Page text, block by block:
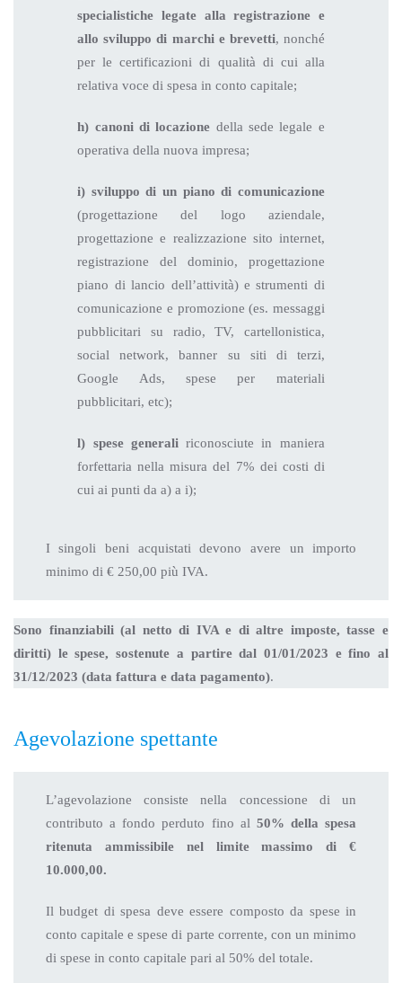
specialistiche legate alla registrazione e
allo sviluppo di marchi e brevetti, nonché
per le certificazioni di qualità di cui alla
relativa voce di spesa in conto capitale;
h) canoni di locazione della sede legale e
operativa della nuova impresa;
i) sviluppo di un piano di comunicazione
(progettazione del logo aziendale,
progettazione e realizzazione sito internet,
registrazione del dominio, progettazione
piano di lancio dell’attività) e strumenti di
comunicazione e promozione (es. messaggi
pubblicitari su radio, TV, cartellonistica,
social network, banner su siti di terzi,
Google Ads, spese per materiali
pubblicitari, etc);
l) spese generaliriconosciute in maniera
forfettaria nella misura del 7% dei costi di
cui ai punti da a) a i);
I singoli beni acquistati devono avere un importo
minimo di € 250,00 più IVA.
Sono finanziabili (al netto di IVA e di altre imposte, tasse e
diritti) le spese, sostenute a partire dal 01/01/2023 e fino al
31/12/2023 (data fattura e data pagamento).
Agevolazione spettante
L’agevolazione consiste nella concessione di un
contributo a fondo perduto fino al 50% della spesa
ritenuta ammissibile nel limite massimo di €
10.000,00.
Il budget di spesa deve essere composto da spese in
conto capitale e spese di parte corrente, con un minimo
di spese in conto capitale pari al 50% del totale.